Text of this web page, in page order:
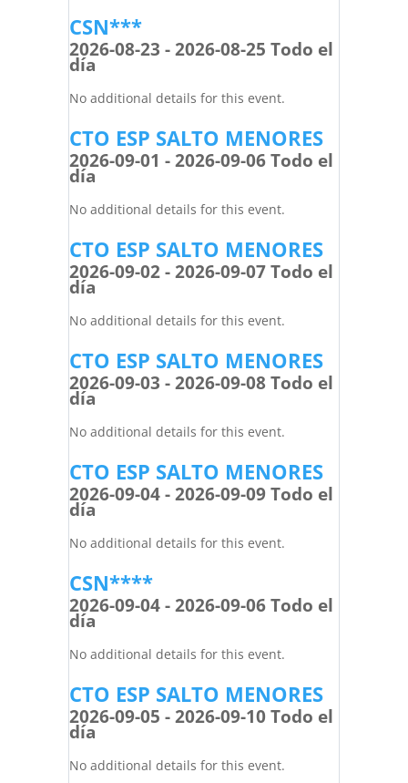
CSN***
2026-08-23 - 2026-08-25 Todo el
día
No additional details for this event.
CTO ESP SALTO MENORES
2026-09-01 - 2026-09-06 Todo el
día
No additional details for this event.
CTO ESP SALTO MENORES
2026-09-02 - 2026-09-07 Todo el
día
No additional details for this event.
CTO ESP SALTO MENORES
2026-09-03 - 2026-09-08 Todo el
día
No additional details for this event.
CTO ESP SALTO MENORES
2026-09-04 - 2026-09-09 Todo el
día
No additional details for this event.
CSN****
2026-09-04 - 2026-09-06 Todo el
día
No additional details for this event.
CTO ESP SALTO MENORES
2026-09-05 - 2026-09-10 Todo el
día
No additional details for this event.